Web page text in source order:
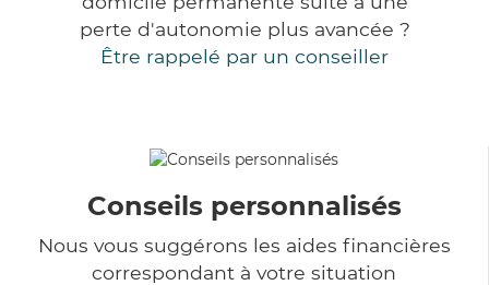
perte d'autonomie plus avancée ?
Être rappelé par un conseiller
Conseils personnalisés
Nous vous suggérons les aides financières
correspondant à votre situation